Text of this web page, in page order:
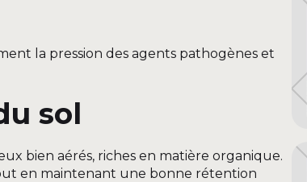
la pression des agents pathogènes et
sol
bien aérés, riches en matière organique.
en maintenant une bonne rétention